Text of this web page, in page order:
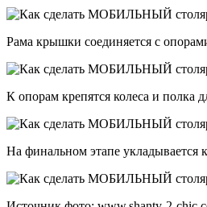
Рама крышки соединяется с
К опорам крепятся колеса и полка
На финальном этапе укладывается